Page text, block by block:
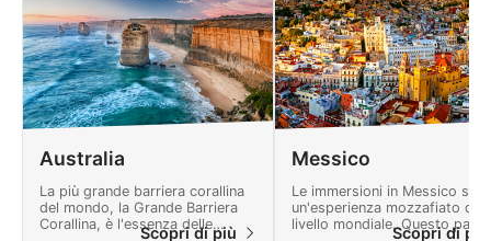
Australia
La più grande barriera corallina
del mondo, la Grande Barriera
Corallina, è l'essenza delle
Scopri di più
Messico
Le immersioni in Messico
un'esperienza mozzafiato di
livello mondiale. Questo
Scopri di